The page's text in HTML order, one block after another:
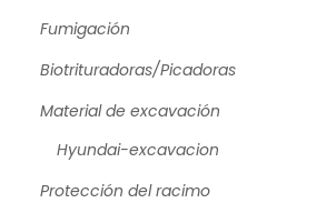
Fumigación
Biotrituradoras/Picadoras
Material de excavación
Hyundai-excavacion
Protección del racimo